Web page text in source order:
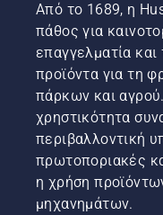
Από το 1689, η
πάθος για
επαγγελματία και
προϊόντα για τη
πάρκων και
χρηστικότητα
περιβαλλοντική
πρωτοποριακές
η χρήση
μηχανημάτων.